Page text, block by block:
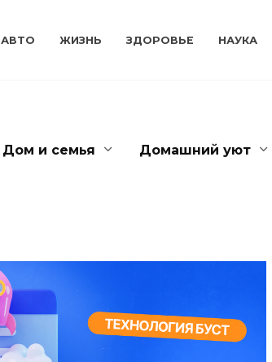
АВТО ЖИЗНЬ ЗДОРОВЬЕ НАУКА
Дом и семья Домашний уют